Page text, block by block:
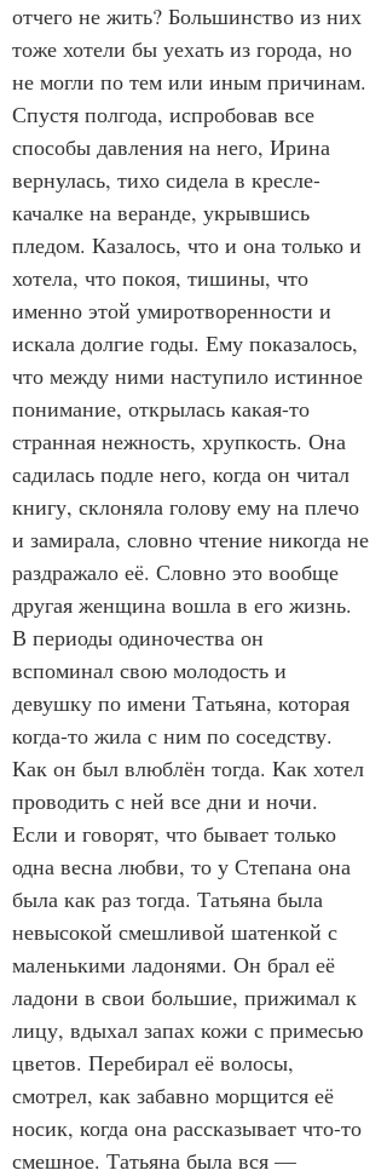
отчего не жить? Большинство из них
тоже хотели бы уехать из города, но
не могли по тем или иным причинам.
Спустя полгода, испробовав все
способы давления на него, Ирина
вернулась, тихо сидела в кресле-
качалке на веранде, укрывшись
пледом. Казалось, что и она только и
хотела, что покоя, тишины, что
именно этой умиротворенности и
искала долгие годы. Ему показалось,
что между ними наступило истинное
понимание, открылась какая-то
странная нежность, хрупкость. Она
садилась подле него, когда он читал
книгу, склоняла голову ему на плечо
и замирала, словно чтение никогда не
раздражало её. Словно это вообще
другая женщина вошла в его жизнь.
В периоды одиночества он
вспоминал свою молодость и
девушку по имени Татьяна, которая
когда-то жила с ним по соседству.
Как он был влюблён тогда. Как хотел
проводить с ней все дни и ночи.
Если и говорят, что бывает только
одна весна любви, то у Степана она
была как раз тогда. Татьяна была
невысокой смешливой шатенкой с
маленькими ладонями. Он брал её
ладони в свои большие, прижимал к
лицу, вдыхал запах кожи с примесью
цветов. Перебирал её волосы,
смотрел, как забавно морщится её
носик, когда она рассказывает что-то
смешное. Татьяна была вся —